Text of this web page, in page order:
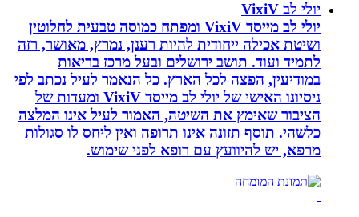
יולי לב VixiV
יולי לב מייסד VixiV ומפתח כמוסה טבעית לחלוטין
ושיטת אכילה ייחודית להיות רענן, נמרץ, מאושר, רזה
לתמיד ועוד. תושב ירושלים ובעל מרכז בריאות
במודיעין, הפצה לכל הארץ. כל הנאמר לעיל נכתב לפי
ניסיונו האישי של יולי לב מייסד VixiV ומעדות של
הציבור שאימץ את השיטה, האמור לעיל אינו המלצה
כלשהי. תוסף תזונה אינו תרופה ואין ליחס לו סגולות
מרפא, יש להיוועץ עם רופא לפני שימוש.